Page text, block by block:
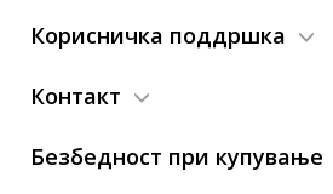
Корисничка поддршка
Контакт
Безбедност при купување